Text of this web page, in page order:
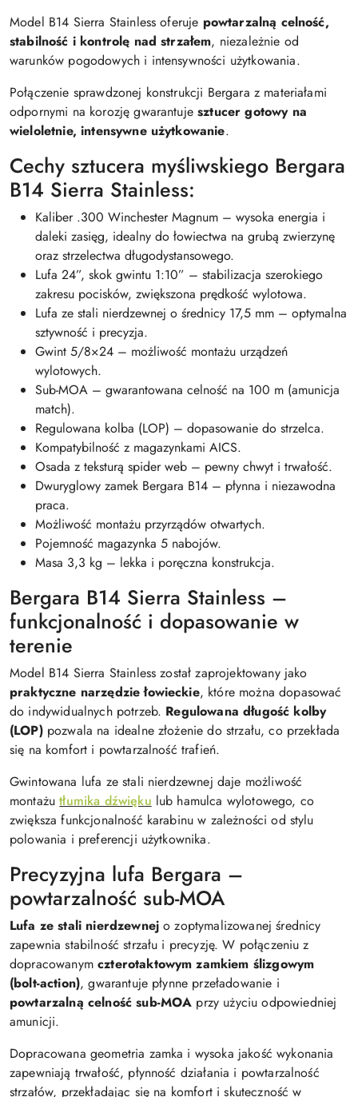
Model B14 Sierra Stainless oferuje powtarzalną celność,
stabilność i kontrolę nad strzałem, niezależnie od
warunków pogodowych i intensywności użytkowania.
Połączenie sprawdzonej konstrukcji Bergara z materiałami
odpornymi na korozję gwarantujesztucer gotowy na
wieloletnie, intensywne użytkowanie.
Cechy sztucera myśliwskiego Bergara
B14 Sierra Stainless:
Kaliber .300 Winchester Magnum – wysoka energia i
daleki zasięg, idealny do łowiectwa na grubą zwierzynę
oraz strzelectwa długodystansowego.
Lufa 24”, skok gwintu 1:10” – stabilizacja szerokiego
zakresu pocisków, zwiększona prędkość wylotowa.
Lufa ze stali nierdzewnej o średnicy 17,5 mm – optymalna
sztywność i precyzja.
Gwint 5/8×24 – możliwość montażu urządzeń
wylotowych.
Sub-MOA – gwarantowana celność na 100 m (amunicja
match).
Regulowana kolba (LOP) – dopasowanie do strzelca.
Kompatybilność z magazynkami AICS.
Osada z teksturą spider web – pewny chwyt i trwałość.
Dwuryglowy zamek Bergara B14 – płynna i niezawodna
praca.
Możliwość montażu przyrządów otwartych.
Pojemność magazynka 5 nabojów.
Masa 3,3 kg – lekka i poręczna konstrukcja.
Bergara B14 Sierra Stainless –
funkcjonalność i dopasowanie w
terenie
Model B14 Sierra Stainless został zaprojektowany jako
praktyczne narzędzie łowieckie, które można dopasować
do indywidualnych potrzeb. Regulowana długość kolby
(LOP)pozwala na idealne złożenie do strzału, co przekłada
się na komfort i powtarzalność trafień.
Gwintowana lufa ze stali nierdzewnej daje możliwość
montażutłumika dźwięku lub hamulca wylotowego, co
zwiększa funkcjonalność karabinu w zależności od stylu
polowania i preferencji użytkownika.
Precyzyjna lufa Bergara –
powtarzalność sub-MOA
Lufa ze stali nierdzewnej o zoptymalizowanej średnicy
zapewnia stabilność strzału i precyzję. W połączeniu z
dopracowanymczterotaktowym zamkiem ślizgowym
(bolt-action), gwarantuje płynne przeładowanie i
powtarzalną celność sub-MOA przy użyciu odpowiedniej
amunicji.
Dopracowana geometria zamka i wysoka jakość wykonania
zapewniają trwałość, płynność działania i powtarzalność
strzałów, przekładając się na komfort i skuteczność w